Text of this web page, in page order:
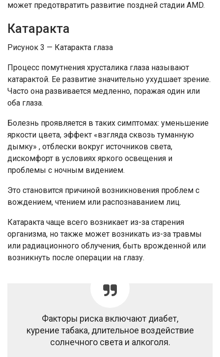
может предотвратить развитие поздней стадии AMD.
Катаракта
Рисунок 3 — Катаракта глаза
Процесс помутнения хрусталика глаза называют
катарактой. Ее развитие значительно ухудшает зрение.
Часто она развивается медленно, поражая один или
оба глаза.
Болезнь проявляется в таких симптомах: уменьшение
яркости цвета, эффект «взгляда сквозь туманную
дымку» , отблески вокруг источников света,
дискомфорт в условиях яркого освещения и
проблемы с ночным видением.
Это становится причиной возникновения проблем с
вождением, чтением или распознаванием лиц.
Катаракта чаще всего возникает из-за старения
организма, но также может возникать из-за травмы
или радиационного облучения, быть врожденной или
возникнуть после операции на глазу.
Факторы риска включают диабет,
курение табака, длительное воздействие
солнечного света и алкоголя.